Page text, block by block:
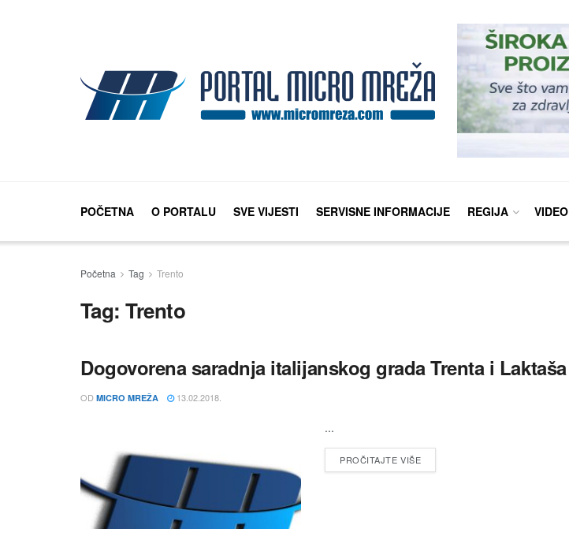
POČETNA O PORTALU SVE VIJESTI SERVISNE INFORMACIJE REGIJA VIDEO
Početna Tag Trento
Tag:Trento
Dogovorena saradnja italijanskog grada Trenta i Laktaša
OD MICRO MREŽA 13.02.2018.
...
PROČITAJTE VIŠE